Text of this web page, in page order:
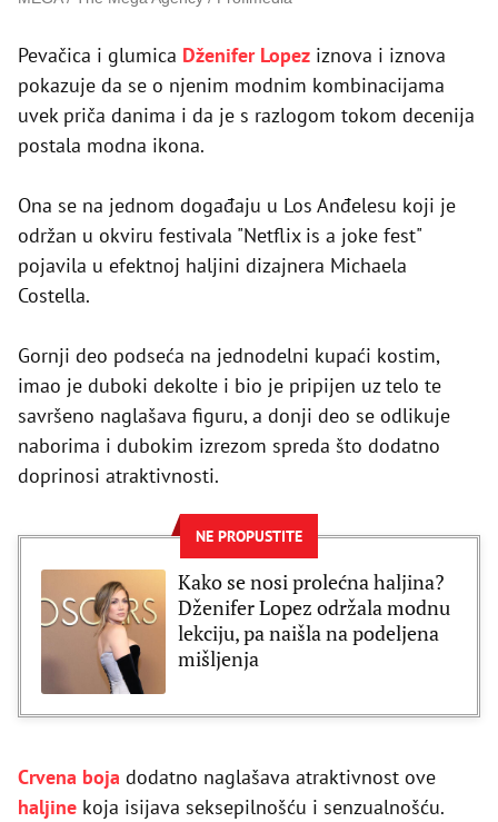
Pevačica i glumica Dženifer Lopez iznova i iznova
pokazuje da se o njenim modnim kombinacijama
uvek priča danima i da je s razlogom tokom decenija
postala modna ikona.
Ona se na jednom događaju u Los Anđelesu koji je
održan u okviru festivala "Netflix is a joke fest"
pojavila u efektnoj haljini dizajnera Michaela
Costella.
Gornji deo podseća na jednodelni kupaći kostim,
imao je duboki dekolte i bio je pripijen uz telo te
savršeno naglašava figuru, a donji deo se odlikuje
naborima i dubokim izrezom spreda što dodatno
doprinosi atraktivnosti.
NE PROPUSTITE
Kako se nosi prolećna haljina?
Dženifer Lopez održala modnu
lekciju, pa naišla na podeljena
mišljenja
Crvena boja dodatno naglašava atraktivnost ove
haljine koja isijava seksepilnošću i senzualnošću.